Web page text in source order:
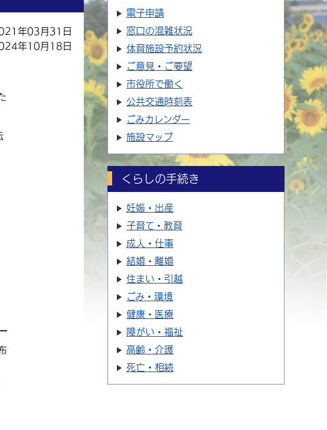
年03月31日
年10月18日
電子申請
窓口の混雑状況
体育施設予約状況
ご意見・ご要望
市役所で働く
公共交通時刻表
ごみカレンダー
施設マップ
くらしの手続き
妊娠・出産
子育て・教育
成人・仕事
結婚・離婚
住まい・引越
ごみ・環境
健康・医療
障がい・福祉
高齢・介護
死亡・相続